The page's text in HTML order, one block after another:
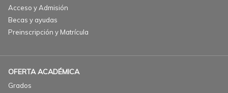
Acceso y Admisión
Becas y ayudas
Preinscripción y Matrícula
OFERTA ACADÉMICA
Grados